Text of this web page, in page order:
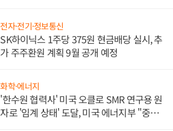
전자·전기·정보통신
SK하이닉스 1주당 375원 현금배당 실시, 추
가 주주환원 계획 9월 공개 예정
화학·에너지
'한수원 협력사' 미국 오클로 SMR 연구용 원
자로 '임계 상태' 도달, 미국 에너지부 "중요